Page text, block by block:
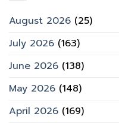
August 2026 (25)
July 2026 (163)
June 2026 (138)
May 2026 (148)
April 2026 (169)